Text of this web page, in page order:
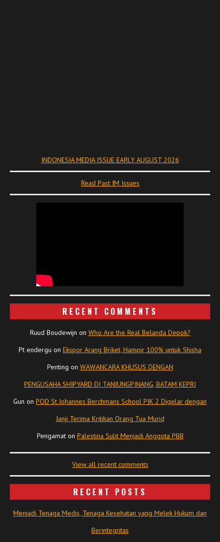
INDONESIA MEDIA ISSUE EARLY AUGUST 2026
Read Past IM Issues
RECENT COMMENTS
Ruud Boudewijn on Who Are the Real Belanda Depok?
Pt endergu on Ekspor Arang Briket, Hampir 100% untuk Shisha
Penting on WAWANCARA KHUSUS DENGAN
PENGUSAHA SHIPYARD DI TANJUNGPINANG, BATAM KEPRI
Gun on POD St Johannes Berchmans School PIK 2 Digelar dengan
Janji Terima Kritikan Orang Tua Murid
Pengamaton Palestina Sulit Menjadi Anggota PBB
View all recent comments
RECENT POSTS
Menjadi Tenaga Medis, Tenaga Kesehatan yang Melek Hukum dan
Berintegritas